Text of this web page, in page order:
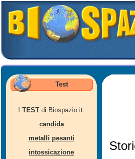
Test
TEST di Biospazio.it:
candida
metalli pesanti
intossicazione